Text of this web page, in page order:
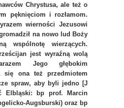
Chrystusa, ale też o
pęknięciom i rozłamom.
wierności Jezusowi
na nowo lud Boży
wspólnotę wierzących.
jest wyraźną wolą
Jego głębokim
się ona też przedmiotem
spraw, aby byli jedno [J
Elbląski: bp prof. Marcin
Augsburski) oraz bp